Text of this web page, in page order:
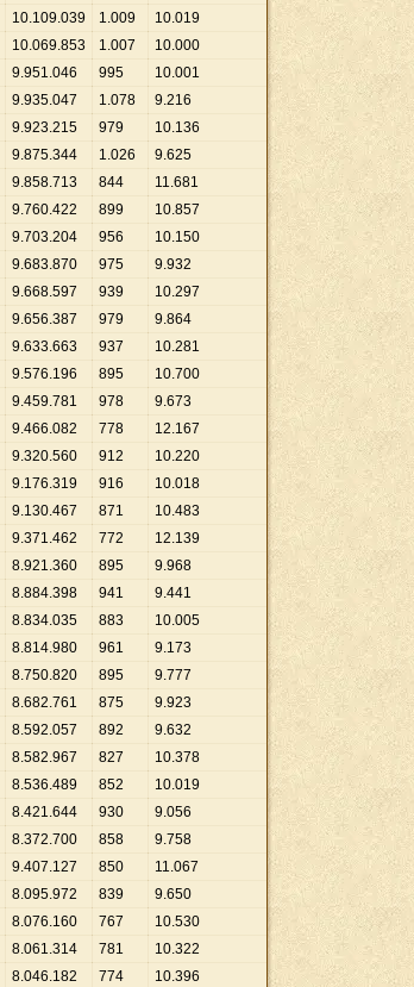
10.109.039 1.009 10.019
10.069.853 1.007 10.000
9.951.046 995 10.001
9.935.047 1.078 9.216
9.923.215 979 10.136
9.875.344 1.026 9.625
9.858.713 844 11.681
9.760.422 899 10.857
9.703.204 956 10.150
9.683.870 975 9.932
9.668.597 939 10.297
9.656.387 979 9.864
9.633.663 937 10.281
9.576.196 895 10.700
9.459.781 978 9.673
9.466.082 778 12.167
9.320.560 912 10.220
9.176.319 916 10.018
9.130.467 871 10.483
9.371.462 772 12.139
8.921.360 895 9.968
8.884.398 941 9.441
8.834.035 883 10.005
8.814.980 961 9.173
8.750.820 895 9.777
8.682.761 875 9.923
8.592.057 892 9.632
8.582.967 827 10.378
8.536.489 852 10.019
8.421.644 930 9.056
8.372.700 858 9.758
9.407.127 850 11.067
8.095.972 839 9.650
8.076.160 767 10.530
8.061.314 781 10.322
8.046.182 774 10.396